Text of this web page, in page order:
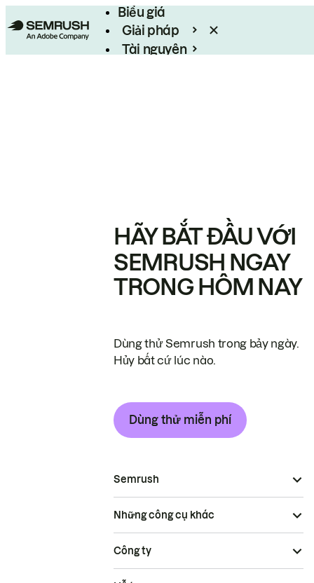
Biểu giá
Giải pháp
Tài nguyên
HÃY BẮT ĐẦU VỚI
SEMRUSH NGAY
TRONG HÔM NAY
Dùng thử Semrush trong bảy ngày.
Hủy bất cứ lúc nào.
Dùng thử miễn phí
Semrush
Những công cụ khác
Công ty